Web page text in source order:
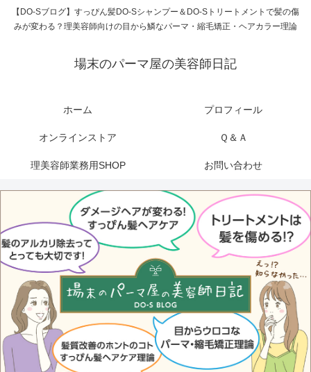
【DO-Sブログ】すっぴん髪DO-Sシャンプー＆DO-Sトリートメントで髪の傷
みが変わる？理美容師向けの目から鱗なパーマ・縮毛矯正・ヘアカラー理論
場末のパーマ屋の美容師日記
ホーム プロフィール
オンラインストア Ｑ＆Ａ
理美容師業務用SHOP お問い合わせ